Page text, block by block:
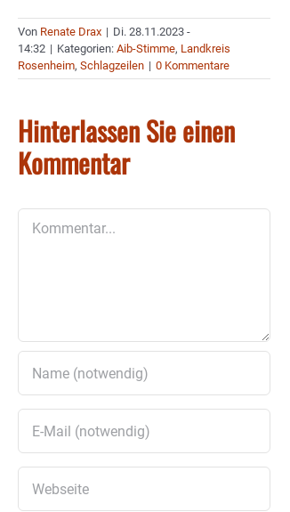
Von Renate Drax | Di. 28.11.2023 -
14:32 | Kategorien:Aib-Stimme, Landkreis
Rosenheim,Schlagzeilen | 0 Kommentare
Hinterlassen Sie einen
Kommentar